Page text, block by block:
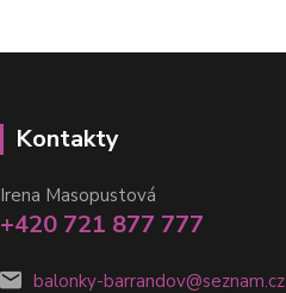
Kontakty
Irena Masopustová
+420 721 877 777
balonky-barrandov@seznam.cz